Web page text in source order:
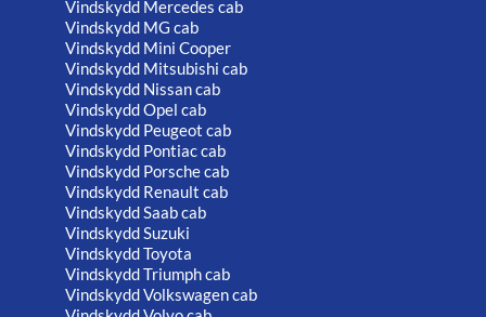
Vindskydd Mercedes cab
Vindskydd MG cab
Vindskydd Mini Cooper
Vindskydd Mitsubishi cab
Vindskydd Nissan cab
Vindskydd Opel cab
Vindskydd Peugeot cab
Vindskydd Pontiac cab
Vindskydd Porsche cab
Vindskydd Renault cab
Vindskydd Saab cab
Vindskydd Suzuki
Vindskydd Toyota
Vindskydd Triumph cab
Vindskydd Volkswagen cab